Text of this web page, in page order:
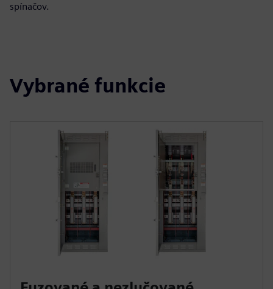
spínačov.
Vybrané funkcie